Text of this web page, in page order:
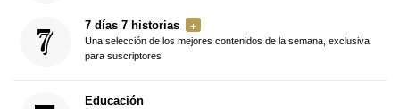
7 días 7 historias
Una selección de los mejores contenidos de la semana, exclusiva
para suscriptores
Educación